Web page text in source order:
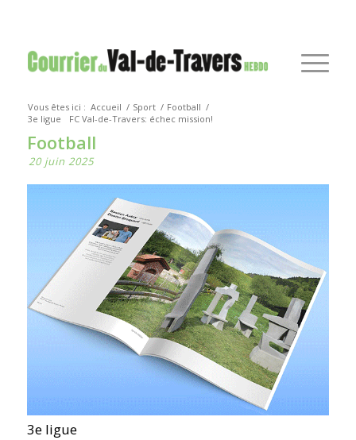
Vous êtes ici : Accueil / Sport / Football /
3e ligue
FC Val-de-Travers: échec mission!
Football
20 juin 2025
3e ligue